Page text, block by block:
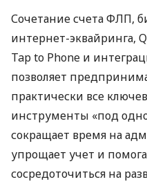
Сочетание счета ФЛП,
интернет-эквайринга,
Tap to Phone и
позволяет
практически все
инструменты «под
сокращает время на
упрощает учет и
сосредоточиться на